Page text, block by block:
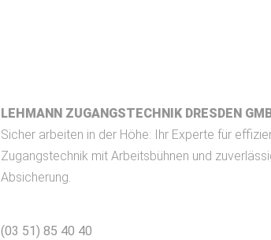
LEHMANN ZUGANGSTECHNIK DRESDEN
Sicher arbeiten in der Höhe: Ihr Experte für
Zugangstechnik mit Arbeitsbühnen und
Absicherung.
(03 51) 85 40 40